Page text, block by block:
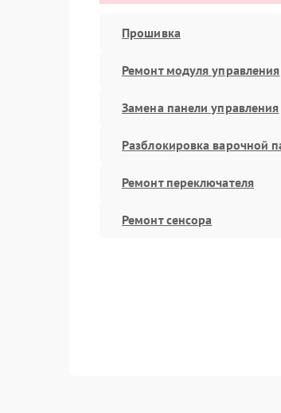
Прошивка
Ремонт модуля управления
Замена панели управления
Разблокировка варочной
Ремонт переключателя
Ремонт сенсора